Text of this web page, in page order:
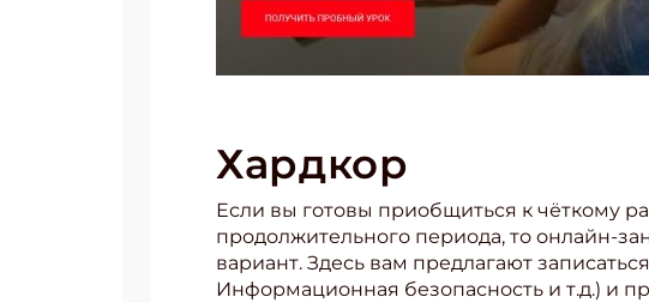
Хардкор
Если вы готовы приобщиться к чёткому
продолжительного периода, то онлайн-
вариант. Здесь вам предлагают
Информационная безопасность и т.д.) и
Подпишись на
Получи